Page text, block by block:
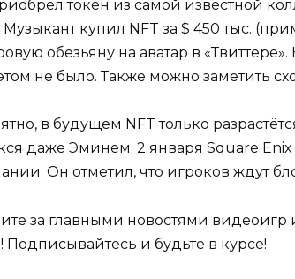
токен из самой известной
Музыкант купил NFT за $ 450 тыс.
обезьяну на аватар в
не было. Также можно заметить
в будущем NFT только
даже Эминем. 2 января Square
Он отметил, что игроков ждут
за главными новостями видеоигр
Подписывайтесь и будьте в курсе!